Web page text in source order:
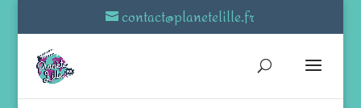
contact@planetelille.fr